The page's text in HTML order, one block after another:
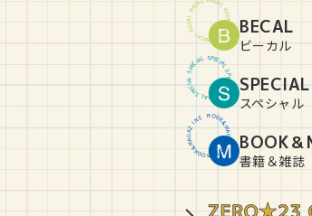
A
L
BE
C
A
L
B
E
C
A
B
E
C
A
L
B
E
C
A
L
BE
CA
BECAL
ビーカル
SPECI
A
L
SP
E
C
A
L
S
P
CI
A
L
S
P
E
C
I
A
L
SP
E
CIAL
SPECIAL
スペシャル
BOOK
&M
A
G
A
Z
I
N
E
B
O
O
K
&
M
A
G
A
Z
I
NE
BOOK＆
書籍＆雑誌